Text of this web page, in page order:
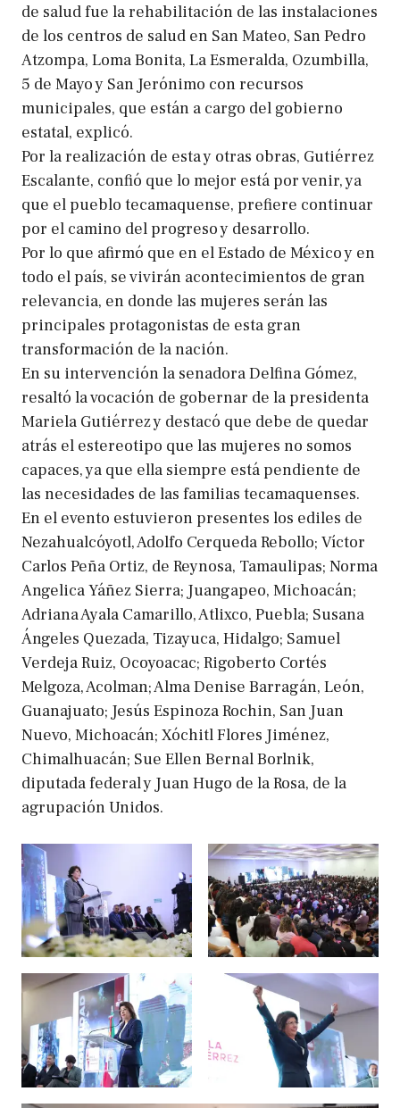
de salud fue la rehabilitación de las instalaciones
de los centros de salud en San Mateo, San Pedro
Atzompa, Loma Bonita, La Esmeralda, Ozumbilla,
5 de Mayo y San Jerónimo con recursos
municipales, que están a cargo del gobierno
estatal, explicó.
Por la realización de esta y otras obras, Gutiérrez
Escalante, confió que lo mejor está por venir, ya
que el pueblo tecamaquense, prefiere continuar
por el camino del progreso y desarrollo.
Por lo que afirmó que en el Estado de México y en
todo el país, se vivirán acontecimientos de gran
relevancia, en donde las mujeres serán las
principales protagonistas de esta gran
transformación de la nación.
En su intervención la senadora Delfina Gómez,
resaltó la vocación de gobernar de la presidenta
Mariela Gutiérrez y destacó que debe de quedar
atrás el estereotipo que las mujeres no somos
capaces, ya que ella siempre está pendiente de
las necesidades de las familias tecamaquenses.
En el evento estuvieron presentes los ediles de
Nezahualcóyotl, Adolfo Cerqueda Rebollo; Víctor
Carlos Peña Ortiz, de Reynosa, Tamaulipas; Norma
Angelica Yáñez Sierra; Juangapeo, Michoacán;
Adriana Ayala Camarillo, Atlixco, Puebla; Susana
Ángeles Quezada, Tizayuca, Hidalgo; Samuel
Verdeja Ruiz, Ocoyoacac; Rigoberto Cortés
Melgoza, Acolman; Alma Denise Barragán, León,
Guanajuato; Jesús Espinoza Rochin, San Juan
Nuevo, Michoacán; Xóchitl Flores Jiménez,
Chimalhuacán; Sue Ellen Bernal Borlnik,
diputada federal y Juan Hugo de la Rosa, de la
agrupación Unidos.